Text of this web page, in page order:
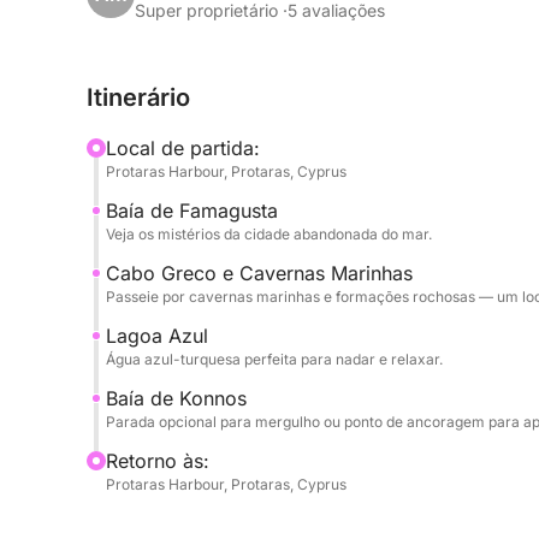
Comece o dia deslizando sobre águas calmas e
assombrosa da cidade ao longe — uma imagem
marinhas naturais e arcos emolduram o mar azul-
Com duas paradas para mergulho ao longo do
mergulhar, praticar snorkel ou simplesmente
seja tomando sol, tocando sua música favorita
Chipre no seu próprio ritmo.
Super proprietário ·5 avaliações
Itinerário
Local de partida:
Protaras Harbour, Protaras, Cyprus
Baía de Famagusta
Veja os mistérios da cidade abandonada do mar.
Cabo Greco e Cavernas Marinhas
Passeie por cavernas marinhas e formações rochosas — um
Lagoa Azul
Água azul-turquesa perfeita para nadar e relaxar.
Baía de Konnos
Parada opcional para mergulho ou ponto de ancoragem para
Retorno às:
Protaras Harbour, Protaras, Cyprus